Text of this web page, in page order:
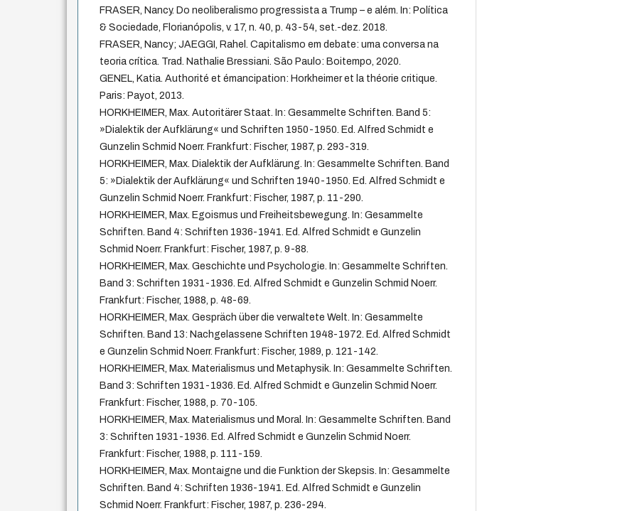
FRASER, Nancy. Do neoliberalismo progressista a Trump – e além. In: Política
& Sociedade, Florianópolis, v. 17, n. 40, p. 43-54, set.-dez. 2018.
FRASER, Nancy; JAEGGI, Rahel. Capitalismo em debate: uma conversa na
teoria crítica. Trad. Nathalie Bressiani. São Paulo: Boitempo, 2020.
GENEL, Katia. Authorité et émancipation: Horkheimer et la théorie critique.
Paris: Payot, 2013.
HORKHEIMER, Max. Autoritärer Staat. In: Gesammelte Schriften. Band 5:
»Dialektik der Aufklärung« und Schriften 1950-1950. Ed. Alfred Schmidt e
Gunzelin Schmid Noerr. Frankfurt: Fischer, 1987, p. 293-319.
HORKHEIMER, Max. Dialektik der Aufklärung. In: Gesammelte Schriften. Band
5: »Dialektik der Aufklärung« und Schriften 1940-1950. Ed. Alfred Schmidt e
Gunzelin Schmid Noerr. Frankfurt: Fischer, 1987, p. 11-290.
HORKHEIMER, Max. Egoismus und Freiheitsbewegung. In: Gesammelte
Schriften. Band 4: Schriften 1936-1941. Ed. Alfred Schmidt e Gunzelin
Schmid Noerr. Frankfurt: Fischer, 1987, p. 9-88.
HORKHEIMER, Max. Geschichte und Psychologie. In: Gesammelte Schriften.
Band 3: Schriften 1931-1936. Ed. Alfred Schmidt e Gunzelin Schmid Noerr.
Frankfurt: Fischer, 1988, p. 48-69.
HORKHEIMER, Max. Gespräch über die verwaltete Welt. In: Gesammelte
Schriften. Band 13: Nachgelassene Schriften 1948-1972. Ed. Alfred Schmidt
e Gunzelin Schmid Noerr. Frankfurt: Fischer, 1989, p. 121-142.
HORKHEIMER, Max. Materialismus und Metaphysik. In: Gesammelte Schriften.
Band 3: Schriften 1931-1936. Ed. Alfred Schmidt e Gunzelin Schmid Noerr.
Frankfurt: Fischer, 1988, p. 70-105.
HORKHEIMER, Max. Materialismus und Moral. In: Gesammelte Schriften. Band
3: Schriften 1931-1936. Ed. Alfred Schmidt e Gunzelin Schmid Noerr.
Frankfurt: Fischer, 1988, p. 111-159.
HORKHEIMER, Max. Montaigne und die Funktion der Skepsis. In: Gesammelte
Schriften. Band 4: Schriften 1936-1941. Ed. Alfred Schmidt e Gunzelin
Schmid Noerr. Frankfurt: Fischer, 1987, p. 236-294.